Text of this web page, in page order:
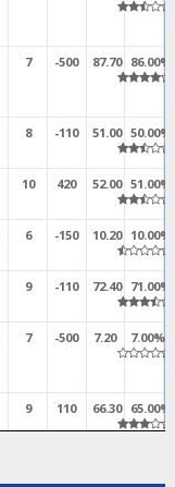
7 -500 87.70 86.00%
8 -110 51.00 50.00%
10 420 52.00 51.00%
6 -150 10.20 10.00%
9 -110 72.40 71.00%
7 -500 7.20 7.00%
9 110 66.30 65.00%